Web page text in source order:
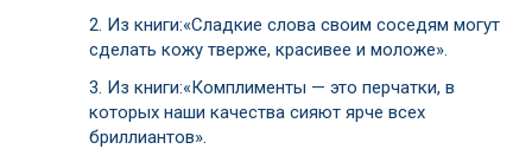
2. Из книги:«Сладкие слова своим соседям могут
сделать кожу тверже, красивее и моложе».
3. Из книги:«Комплименты — это перчатки, в
которых наши качества сияют ярче всех
бриллиантов».